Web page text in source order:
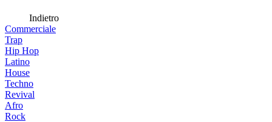
Indietro
Commerciale
Trap
Hip Hop
Latino
House
Techno
Revival
Afro
Rock